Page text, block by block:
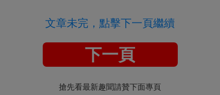
文章未完，點擊下一頁繼續
下一頁
搶先看最新趣聞請贊下面專頁